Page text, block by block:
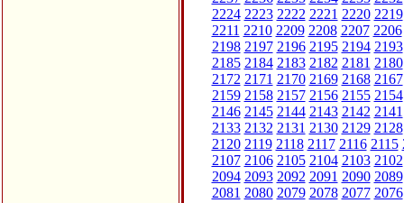
2224 2223 2222 2221 2220 2219
2211 2210 2209 2208 2207 2206
2198 2197 2196 2195 2194 2193
2185 2184 2183 2182 2181 2180
2172 2171 2170 2169 2168 2167
2159 2158 2157 2156 2155 2154
2146 2145 2144 2143 2142 2141
2133 2132 2131 2130 2129 2128
2120 2119 2118 2117 2116 2115
2107 2106 2105 2104 2103 2102
2094 2093 2092 2091 2090 2089
2081 2080 2079 2078 2077 2076